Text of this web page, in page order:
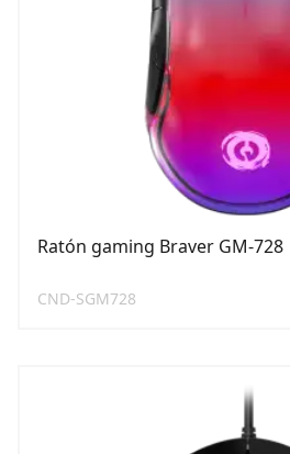
Ratón gaming Braver GM-728
CND-SGM728